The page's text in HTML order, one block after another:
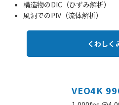
構造物のDIC（ひずみ解析）
風洞でのPIV（流体解析）
くわしく
VEO4K